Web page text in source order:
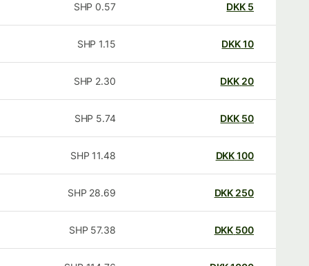
DKK
0.57
SHP
DKK
1.15
SHP
20
DKK
2.30
SHP
50
DKK
5.74
SHP
100
DKK
11.48
SHP
250
DKK
28.69
SHP
500
DKK
57.38
SHP